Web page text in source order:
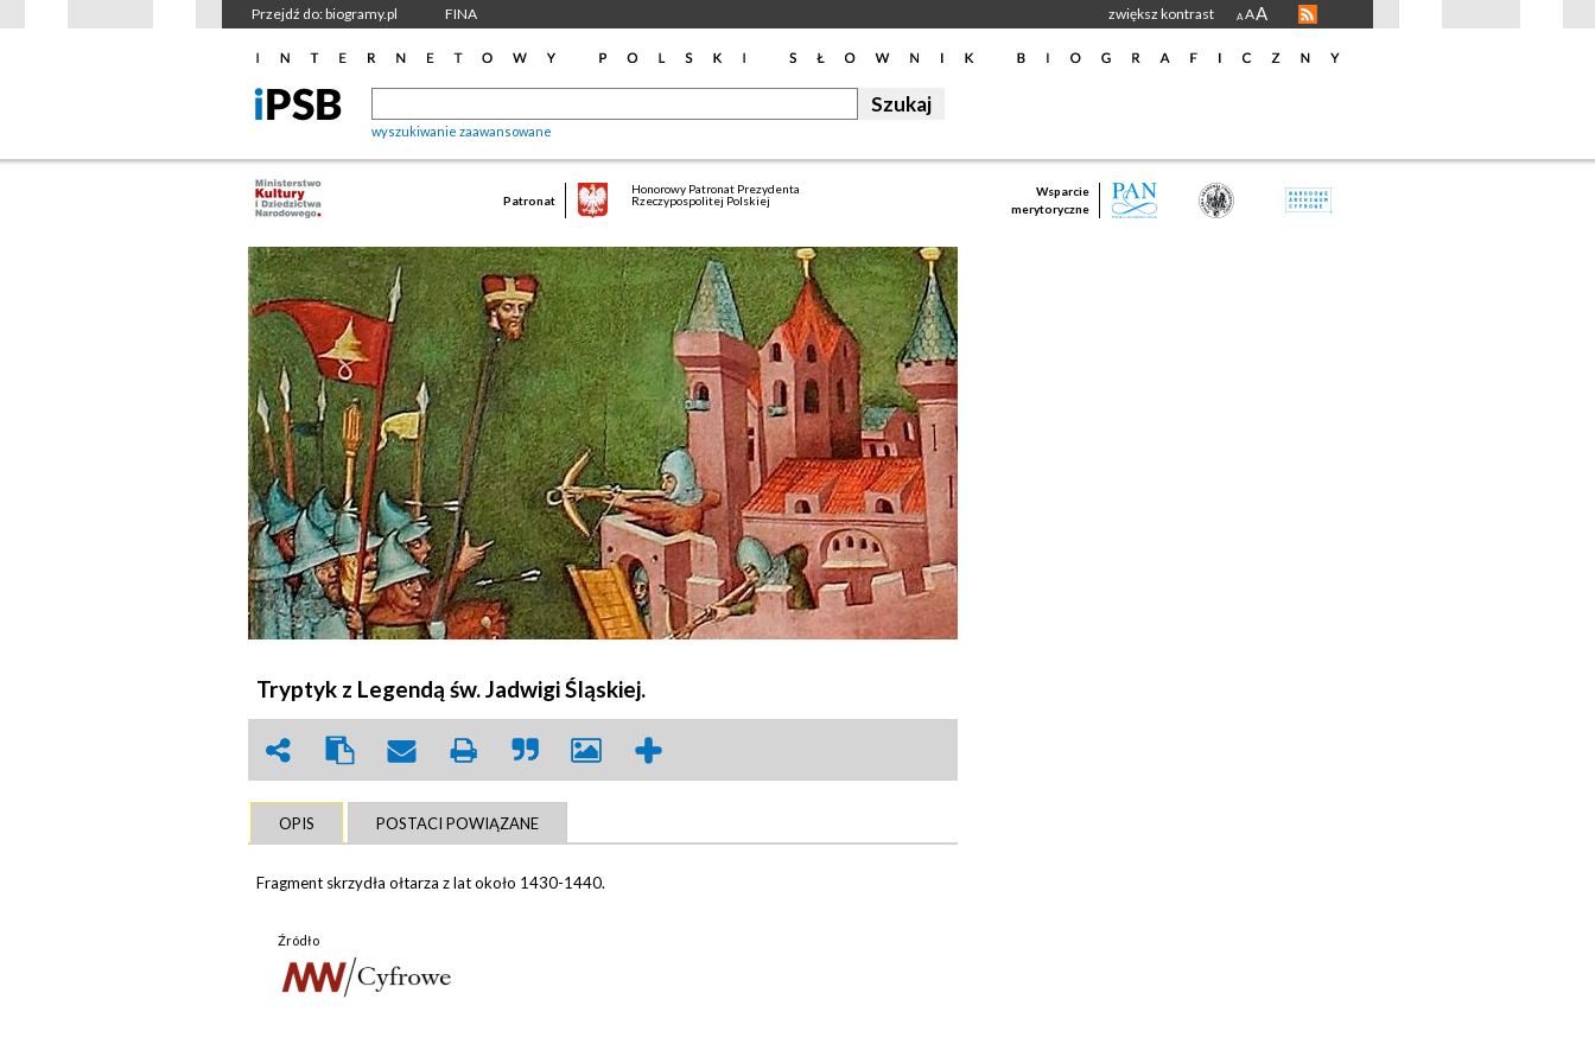
Przejdź do: biogramy.pl FINA zwiększ kontrast A AA
wyszukiwanie zaawansowane
Patronat
Honorowy Patronat Prezydenta
Rzeczypospolitej Polskiej
Wsparcie
merytoryczne
Tryptyk z Legendą św. Jadwigi Śląskiej.
OPIS POSTACI POWIĄZANE
Fragment skrzydła ołtarza z lat około 1430-1440.
Źródło